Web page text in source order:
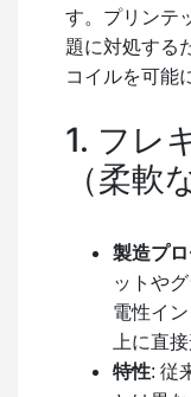
す。プリンテ
題に対処する
コイルを可能
1. フレ
（柔軟
製造プ
ットや
電性イ
上に直
特性: 従